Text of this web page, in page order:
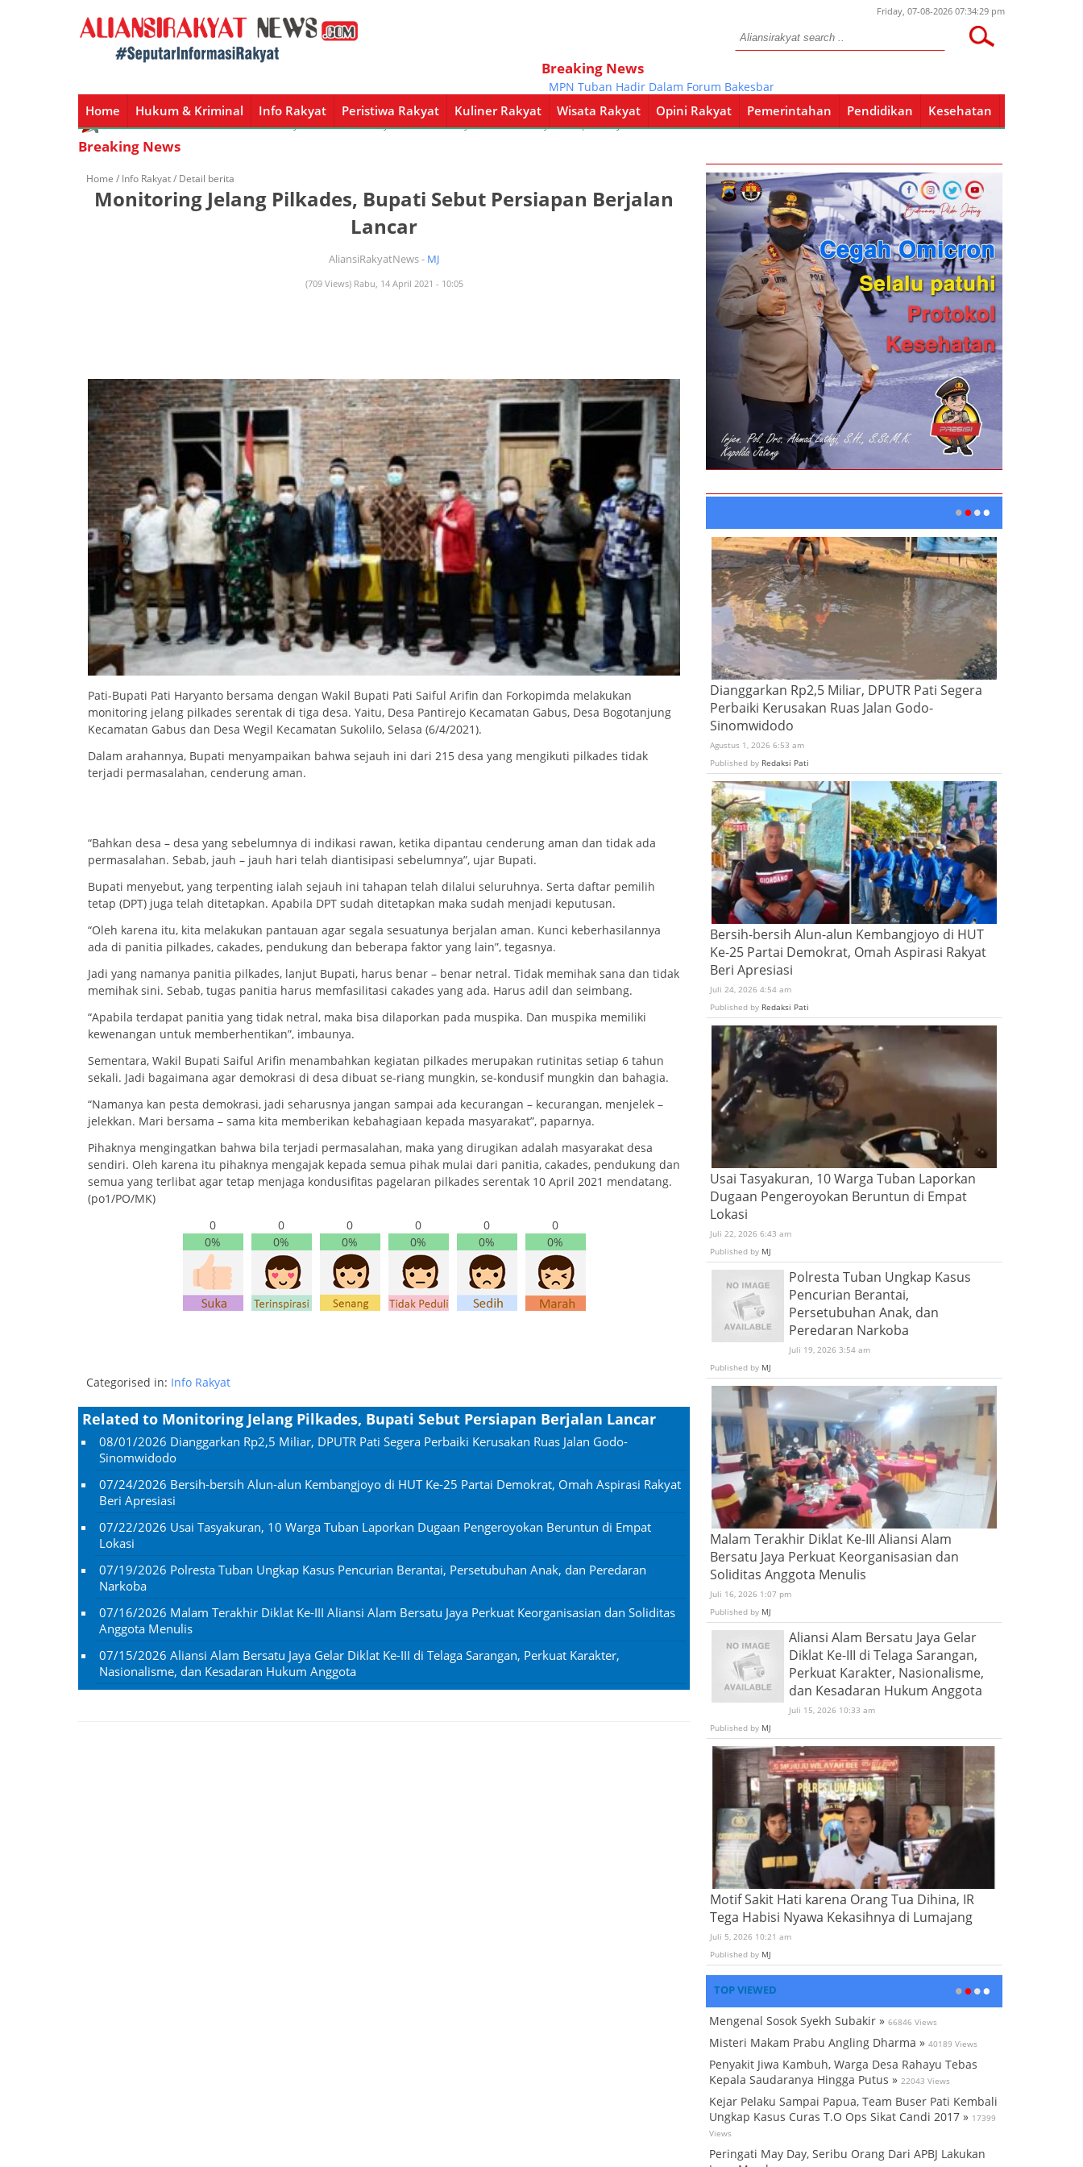
Friday, 07-08-2026 07:34:29 pm
Breaking News
MPN Tuban Hadir Dalam Forum Bakesbangpol
Home Hukum & Kriminal Info Rakyat Peristiwa Rakyat Kuliner Rakyat Wisata Rakyat Opini Rakyat Pemerintahan Pendidikan Kesehatan
Home Hukum & Kriminal Info Rakyat Peristiwa Rakyat Kuliner Rakyat Wisata Rakyat Opini Rakyat Pemerintahan Pendidikan Kesehatan
Breaking News
Home / Info Rakyat/ Detail berita
Monitoring Jelang Pilkades, Bupati Sebut Persiapan Berjalan
Lancar
AliansiRakyatNews - MJ
(709 Views) Rabu, 14 April 2021 - 10:05
Pati-Bupati Pati Haryanto bersama dengan Wakil Bupati Pati Saiful Arifin dan Forkopimda melakukan
monitoring jelang pilkades serentak di tiga desa. Yaitu, Desa Pantirejo Kecamatan Gabus, Desa Bogotanjung
Kecamatan Gabus dan Desa Wegil Kecamatan Sukolilo, Selasa (6/4/2021).
Dalam arahannya, Bupati menyampaikan bahwa sejauh ini dari 215 desa yang mengikuti pilkades tidak
terjadi permasalahan, cenderung aman.
“Bahkan desa – desa yang sebelumnya di indikasi rawan, ketika dipantau cenderung aman dan tidak ada
permasalahan. Sebab, jauh – jauh hari telah diantisipasi sebelumnya”, ujar Bupati.
Bupati menyebut, yang terpenting ialah sejauh ini tahapan telah dilalui seluruhnya. Serta daftar pemilih
tetap (DPT) juga telah ditetapkan. Apabila DPT sudah ditetapkan maka sudah menjadi keputusan.
“Oleh karena itu, kita melakukan pantauan agar segala sesuatunya berjalan aman. Kunci keberhasilannya
ada di panitia pilkades, cakades, pendukung dan beberapa faktor yang lain”, tegasnya.
Jadi yang namanya panitia pilkades, lanjut Bupati, harus benar – benar netral. Tidak memihak sana dan tidak
memihak sini. Sebab, tugas panitia harus memfasilitasi cakades yang ada. Harus adil dan seimbang.
“Apabila terdapat panitia yang tidak netral, maka bisa dilaporkan pada muspika. Dan muspika memiliki
kewenangan untuk memberhentikan”, imbaunya.
Sementara, Wakil Bupati Saiful Arifin menambahkan kegiatan pilkades merupakan rutinitas setiap 6 tahun
sekali. Jadi bagaimana agar demokrasi di desa dibuat se-riang mungkin, se-kondusif mungkin dan bahagia.
“Namanya kan pesta demokrasi, jadi seharusnya jangan sampai ada kecurangan – kecurangan, menjelek –
jelekkan. Mari bersama – sama kita memberikan kebahagiaan kepada masyarakat”, paparnya.
Pihaknya mengingatkan bahwa bila terjadi permasalahan, maka yang dirugikan adalah masyarakat desa
sendiri. Oleh karena itu pihaknya mengajak kepada semua pihak mulai dari panitia, cakades, pendukung dan
semua yang terlibat agar tetap menjaga kondusifitas pagelaran pilkades serentak 10 April 2021 mendatang.
(po1/PO/MK)
0
0%
0
0%
0
0%
0
0%
0
0%
0
0%
Categorised in: Info Rakyat
Related to Monitoring Jelang Pilkades, Bupati Sebut Persiapan Berjalan Lancar
08/01/2026 Dianggarkan Rp2,5 Miliar, DPUTR Pati Segera Perbaiki Kerusakan Ruas Jalan Godo-
Sinomwidodo
07/24/2026 Bersih-bersih Alun-alun Kembangjoyo di HUT Ke-25 Partai Demokrat, Omah Aspirasi Rakyat
Beri Apresiasi
07/22/2026 Usai Tasyakuran, 10 Warga Tuban Laporkan Dugaan Pengeroyokan Beruntun di Empat
Lokasi
07/19/2026 Polresta Tuban Ungkap Kasus Pencurian Berantai, Persetubuhan Anak, dan Peredaran
Narkoba
07/16/2026 Malam Terakhir Diklat Ke-III Aliansi Alam Bersatu Jaya Perkuat Keorganisasian dan Soliditas
Anggota Menulis
07/15/2026 Aliansi Alam Bersatu Jaya Gelar Diklat Ke-III di Telaga Sarangan, Perkuat Karakter,
Nasionalisme, dan Kesadaran Hukum Anggota
Dianggarkan Rp2,5 Miliar, DPUTR Pati Segera
Perbaiki Kerusakan Ruas Jalan Godo-
Sinomwidodo
Agustus 1, 2026 6:53 am
Published by Redaksi Pati
Bersih-bersih Alun-alun Kembangjoyo di HUT
Ke-25 Partai Demokrat, Omah Aspirasi Rakyat
Beri Apresiasi
Juli 24, 2026 4:54 am
Published by Redaksi Pati
Usai Tasyakuran, 10 Warga Tuban Laporkan
Dugaan Pengeroyokan Beruntun di Empat
Lokasi
Juli 22, 2026 6:43 am
Published by MJ
Polresta Tuban Ungkap Kasus
Pencurian Berantai,
Persetubuhan Anak, dan
Peredaran Narkoba
Juli 19, 2026 3:54 am
Published by MJ
Malam Terakhir Diklat Ke-III Aliansi Alam
Bersatu Jaya Perkuat Keorganisasian dan
Soliditas Anggota Menulis
Juli 16, 2026 1:07 pm
Published by MJ
Aliansi Alam Bersatu Jaya Gelar
Diklat Ke-III di Telaga Sarangan,
Perkuat Karakter, Nasionalisme,
dan Kesadaran Hukum Anggota
Juli 15, 2026 10:33 am
Published by MJ
Motif Sakit Hati karena Orang Tua Dihina, IR
Tega Habisi Nyawa Kekasihnya di Lumajang
Juli 5, 2026 10:21 am
Published by MJ
TOP VIEWED
Mengenal Sosok Syekh Subakir » 66846 Views
Misteri Makam Prabu Angling Dharma » 40189 Views
Penyakit Jiwa Kambuh, Warga Desa Rahayu Tebas
Kepala Saudaranya Hingga Putus » 22043 Views
Kejar Pelaku Sampai Papua, Team Buser Pati Kembali
Ungkap Kasus Curas T.O Ops Sikat Candi 2017 » 17399
Views
Peringati May Day, Seribu Orang Dari APBJ Lakukan